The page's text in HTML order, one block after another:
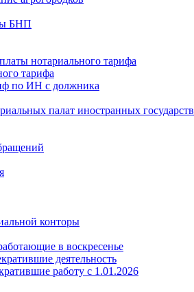
БНП
нотариального тарифа
тарифа
по ИН с должника
палат иностранных государств
конторы
в воскресенье
деятельность
работу с 1.01.2026